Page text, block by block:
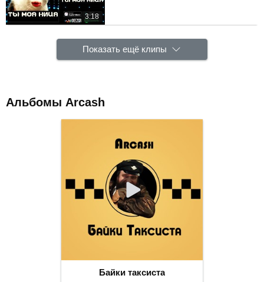
3:18
Показать ещё клипы
Альбомы Arcash
Байки таксиста